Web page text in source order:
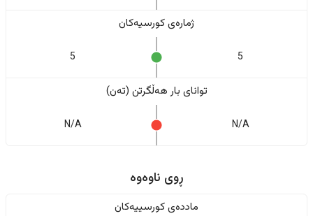
ژمارەی کورسیەکان
5
5
تواناى بار هەڵگرتن (تەن)
N/A
N/A
ڕوی ناوەوە
ماددەی کورسییەکان